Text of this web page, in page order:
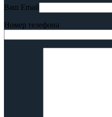
Ваш Email
Номер телефона